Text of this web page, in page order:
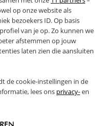
op onze website als
bezoekers ID. Op basis
van je op. Zo kunnen we
afstemmen op jouw
laten zien die aansluiten
de cookie-instellingen in de
lees ons privacy-en